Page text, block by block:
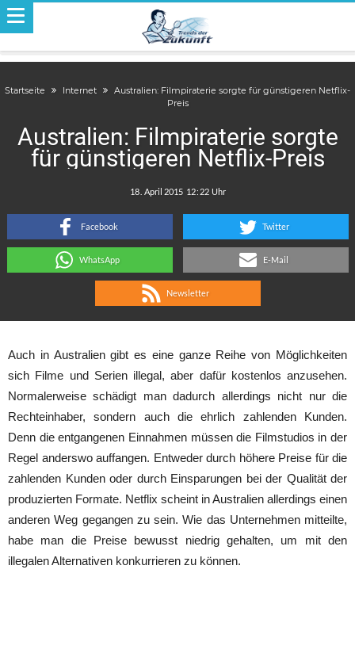
Startseite Internet
Australien: Filmpiraterie sorgte für günstigeren Netflix-
Preis
Australien: Filmpiraterie sorgte
für günstigeren Netflix-Preis
:
Facebook Twitter
WhatsApp E-Mail
Newsletter
Auch in Australien gibt es eine ganze Reihe von Möglichkeiten
sich Filme und Serien illegal, aber dafür kostenlos anzusehen.
Normalerweise schädigt man dadurch allerdings nicht nur die
Rechteinhaber, sondern auch die ehrlich zahlenden Kunden.
Denn die entgangenen Einnahmen müssen die Filmstudios in der
Regel anderswo auffangen. Entweder durch höhere Preise für die
zahlenden Kunden oder durch Einsparungen bei der Qualität der
produzierten Formate. Netflix scheint in Australien allerdings einen
anderen Weg gegangen zu sein. Wie das Unternehmen mitteilte,
habe man die Preise bewusst niedrig gehalten, um mit den
illegalen Alternativen konkurrieren zu können.